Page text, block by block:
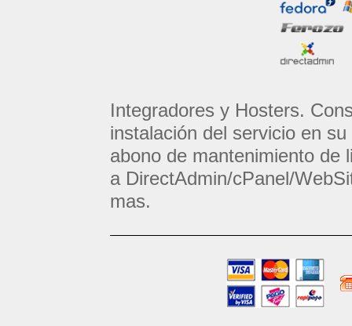
Integradores y Hosters.
instalación del servicio en
abono de mantenimiento de
a DirectAdmin/cPanel/
mas.